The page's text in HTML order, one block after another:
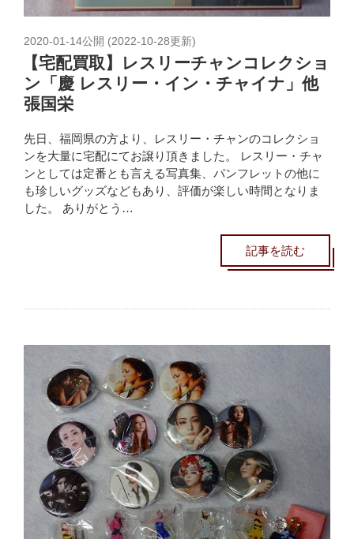
2020-01-14公開 (2022-10-28更新)
【宅配買取】レスリーチャンコレクショ
ン「慶 レスリー・イン・チャイナ」他
張国栄
先日、福岡県の方より、レスリー・チャンのコレクショ
ンを大量に宅配にてお譲り頂きました。 レスリー・チャ
ンとしては定番とも言える写真集、パンフレットの他に
も珍しいグッズなどもあり、評価が楽しい時間となりま
した。 ありがとう…
記事を読む